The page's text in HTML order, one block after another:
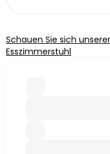
Schauen Sie sich
Esszimmerstuhl